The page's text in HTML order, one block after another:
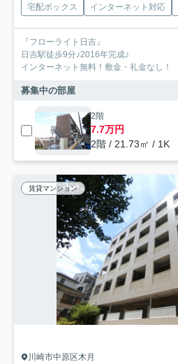
宅配ボックス インターネット対応
『フローライト日吉』
日吉駅徒歩9分♪2016年完成♪
インターネット無料！敷金・礼金なし！
募集中の部屋
2階
7.7万円
2階 / 21.73㎡ / 1K
賃貸マンション
川崎市中原区木月